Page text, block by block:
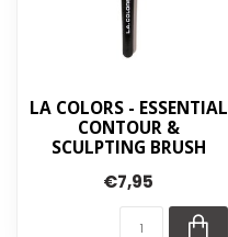
LA COLORS - ESSENTIAL
CONTOUR &
SCULPTING BRUSH
€7,95